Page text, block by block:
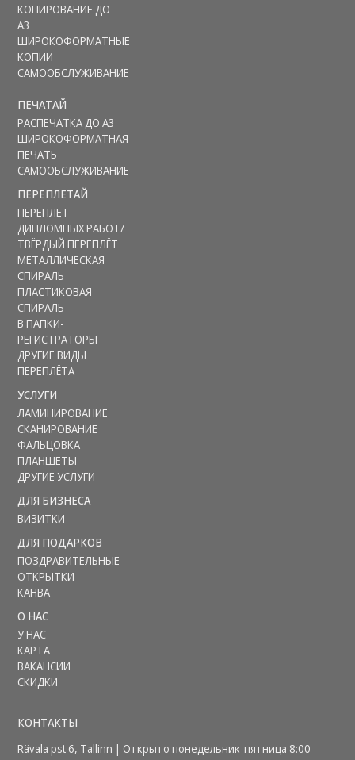
КОПИРОВАНИЕ ДО
А3
ШИРОКОФОРМАТНЫЕ
КОПИИ
САМООБСЛУЖИВАНИЕ
ПЕЧАТАЙ
РАСПЕЧАТКА ДО А3
ШИРOКOФОРМАТНАЯ
ПЕЧАТЬ
САМООБСЛУЖИВАНИЕ
ПЕРЕПЛЕТАЙ
ПЕРЕПЛЕТ
ДИПЛОМНЫХ РАБОТ/
ТВЁРДЫЙ ПЕРЕПЛЁТ
МЕТАЛЛИЧЕСКАЯ
СПИРАЛЬ
ПЛАСТИКОВАЯ
СПИРАЛЬ
В ПАПКИ-
РЕГИСТРАТОРЫ
ДРУГИЕ ВИДЫ
ПЕРЕПЛЁТА
УСЛУГИ
ЛАМИНИРОВАНИЕ
СКАНИРОВАНИЕ
ФАЛЬЦОВКА
ПЛАНШЕТЫ
ДРУГИЕ УСЛУГИ
ДЛЯ БИЗНЕСА
ВИЗИТКИ
ДЛЯ ПОДАРКОВ
ПОЗДРАВИТЕЛЬНЫЕ
ОТКРЫТКИ
КАНВА
О НАС
У НАС
КАРТА
ВАКАНСИИ
СКИДКИ
КОНТАКТЫ
Rävala pst 6, Tallinn | Открыто понедельник-пятница 8:00-